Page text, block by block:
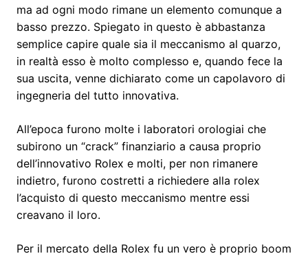
ma ad ogni modo rimane un elemento comunque a
basso prezzo. Spiegato in questo è abbastanza
semplice capire quale sia il meccanismo al quarzo,
in realtà esso è molto complesso e, quando fece la
sua uscita, venne dichiarato come un capolavoro di
ingegneria del tutto innovativa.
All’epoca furono molte i laboratori orologiai che
subirono un “crack” finanziario a causa proprio
dell’innovativo Rolex e molti, per non rimanere
indietro, furono costretti a richiedere alla rolex
l’acquisto di questo meccanismo mentre essi
creavano il loro.
Per il mercato della Rolex fu un vero è proprio boom